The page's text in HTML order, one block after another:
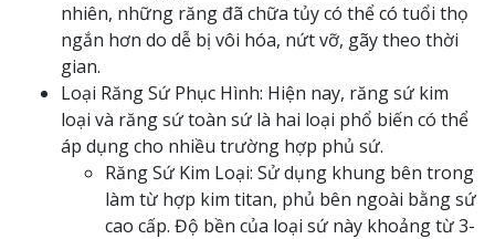
nhiên, những răng đã chữa tủy có thể có tuổi thọ
ngắn hơn do dễ bị vôi hóa, nứt vỡ, gãy theo thời
gian.
Loại Răng Sứ Phục Hình: Hiện nay, răng sứ kim
loại và răng sứ toàn sứ là hai loại phổ biến có thể
áp dụng cho nhiều trường hợp phủ sứ.
Răng Sứ Kim Loại: Sử dụng khung bên trong
làm từ hợp kim titan, phủ bên ngoài bằng sứ
cao cấp. Độ bền của loại sứ này khoảng từ 3-